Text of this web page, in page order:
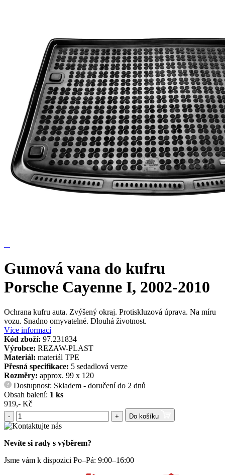
Gumová vana do kufru
Porsche Cayenne I, 2002-2010
Ochrana kufru auta. Zvýšený okraj. Protiskluzová úprava. Na míru
vozu. Snadno omyvatelné. Dlouhá životnost.
Více informací
Kód zboží: 97.231834
Výrobce: REZAW-PLAST
Materiál: materiál TPE
Přesná specifikace: 5 sedadlová verze
Rozměry: approx. 99 x 120
?
Dostupnost: Skladem - doručení do 2 dnů
Obsah balení: 1 ks
919,- Kč
- + Do košíku
Nevíte si rady s výběrem?
Jsme vám k dispozici Po–Pá: 9:00–16:00